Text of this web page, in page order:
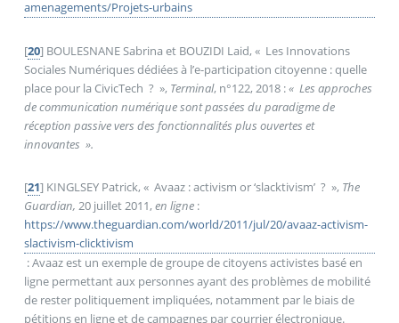
amenagements/Projets-urbains
[20] BOULESNANE Sabrina et BOUZIDI Laid, « Les Innovations
Sociales Numériques dédiées à l’e-participation citoyenne : quelle
place pour la CivicTech ? », Terminal, n°122, 2018 :« Les approches
de communication numérique sont passées du paradigme de
réception passive vers des fonctionnalités plus ouvertes et
innovantes ».
[21] KINGLSEY Patrick, « Avaaz : activism or ‘slacktivism’ ? », The
Guardian, 20 juillet 2011, en ligne:
https://www.theguardian.com/world/2011/jul/20/avaaz-activism-
slactivism-clicktivism
: Avaaz est un exemple de groupe de citoyens activistes basé en
ligne permettant aux personnes ayant des problèmes de mobilité
de rester politiquement impliquées, notamment par le biais de
pétitions en ligne et de campagnes par courrier électronique.